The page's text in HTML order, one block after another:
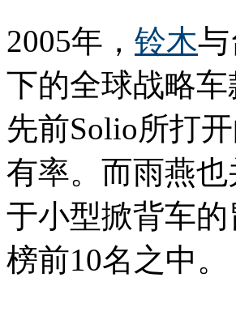
2005年， 铃木
下的全球战略
先前Solio所打
有率。而雨燕
于小型掀背车
榜前10名之中。